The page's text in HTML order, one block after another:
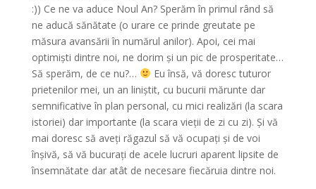
:)) Ce ne va aduce Noul An? Sperăm în primul rând să
ne aducă sănătate (o urare ce prinde greutate pe
măsura avansării în numărul anilor). Apoi, cei mai
optimiști dintre noi, ne dorim și un pic de prosperitate…
Să sperăm, de ce nu?…
Eu însă, vă doresc tuturor
prietenilor mei, un an liniștit, cu bucurii mărunte dar
semnificative în plan personal, cu mici realizări (la scara
istoriei) dar importante (la scara vieții de zi cu zi). Și vă
mai doresc să aveți răgazul să vă ocupați și de voi
înșivă, să vă bucurați de acele lucruri aparent lipsite de
însemnătate dar atât de necesare fiecăruia dintre noi.